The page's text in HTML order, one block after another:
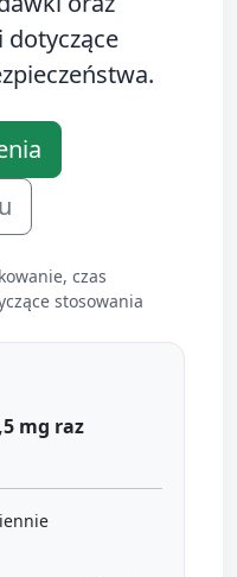
dotyczące
czas
stosowania
mg raz